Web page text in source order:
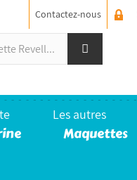
Contactez-nous
Les autres
Maquettes